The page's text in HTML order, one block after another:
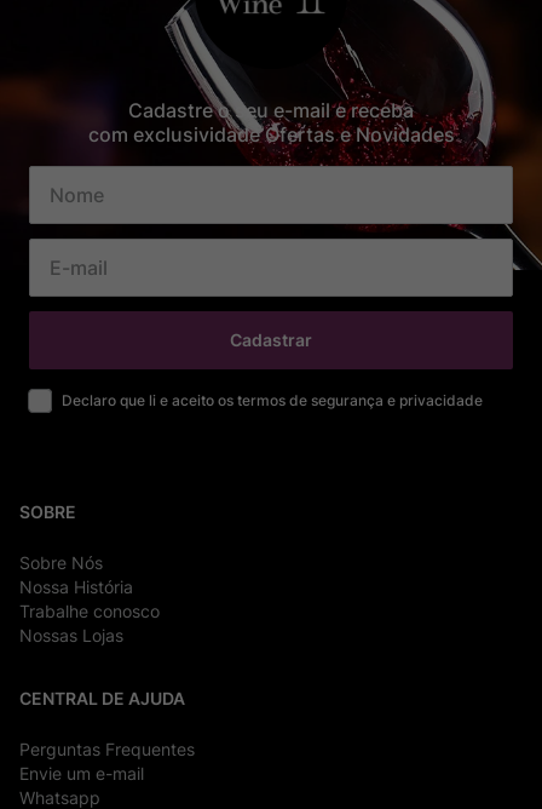
Cadastre o seu e-mail e receba
com exclusividade Ofertas e Novidades
Cadastrar
Declaro que li e aceito os termos de segurança e privacidade
SOBRE
Sobre Nós
Nossa História
Trabalhe conosco
Nossas Lojas
CENTRAL DE AJUDA
Perguntas Frequentes
Envie um e-mail
Whatsapp